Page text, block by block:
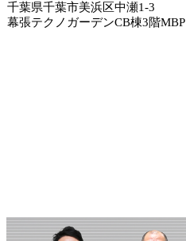
千葉県千葉市美浜区中瀬1-3
幕張テクノガーデンCB棟3階MBP